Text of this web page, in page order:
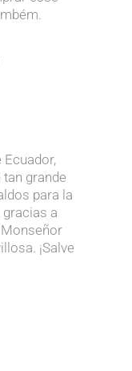
Ecuador,
grande
para la
a
¡Salve